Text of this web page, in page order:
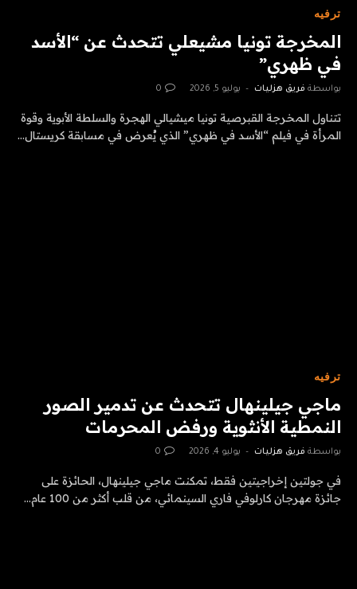
ترفيه
المخرجة تونيا مشيعلي تتحدث عن “الأسد
في ظهري”
بواسطة فريق هزليات يوليو 5, 2026 0
تتناول المخرجة القبرصية تونيا ميشيالي الهجرة والسلطة الأبوية وقوة
المرأة في فيلم “الأسد في ظهري” الذي يُعرض في مسابقة كريستال…
ترفيه
ماجي جيلينهال تتحدث عن تدمير الصور
النمطية الأنثوية ورفض المحرمات
بواسطة فريق هزليات يوليو 4, 2026 0
في جولتين إخراجيتين فقط، تمكنت ماجي جيلينهال، الحائزة على
جائزة مهرجان كارلوفي فاري السينمائي، من قلب أكثر من 100 عام…